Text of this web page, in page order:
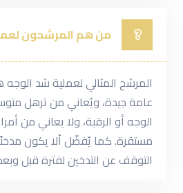
من هم المرشحون
المرشح المثالي لعملية شد
عامة جيدة، ويُعاني من ترهل
الوجه أو الرقبة، ولا يعاني من
مستقرة. كما يُفضّل ألا يكون
التوقف عن التدخين لفترة قبل